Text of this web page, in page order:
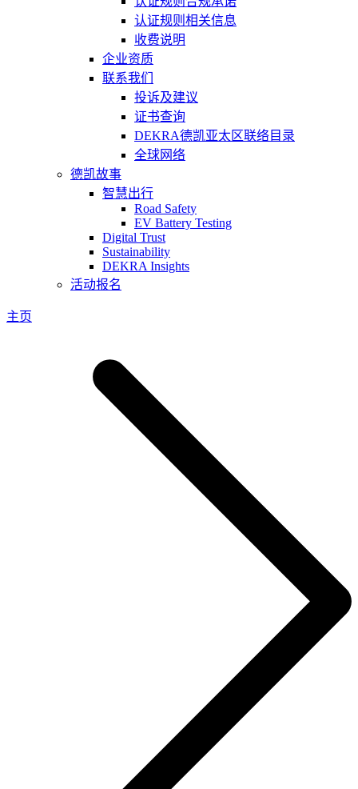
认证规则相关信息
收费说明
企业资质
联系我们
投诉及建议
证书查询
DEKRA德凯亚太区联络目录
全球网络
德凯故事
智慧出行
Road Safety
EV Battery Testing
Digital Trust
Sustainability
DEKRA Insights
活动报名
主页